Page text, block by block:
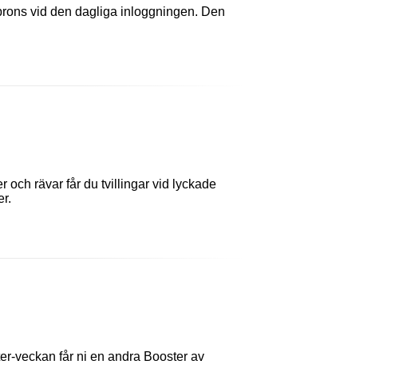
vid den dagliga inloggningen. Den
och rävar får du tvillingar vid lyckade
veckan får ni en andra Booster av